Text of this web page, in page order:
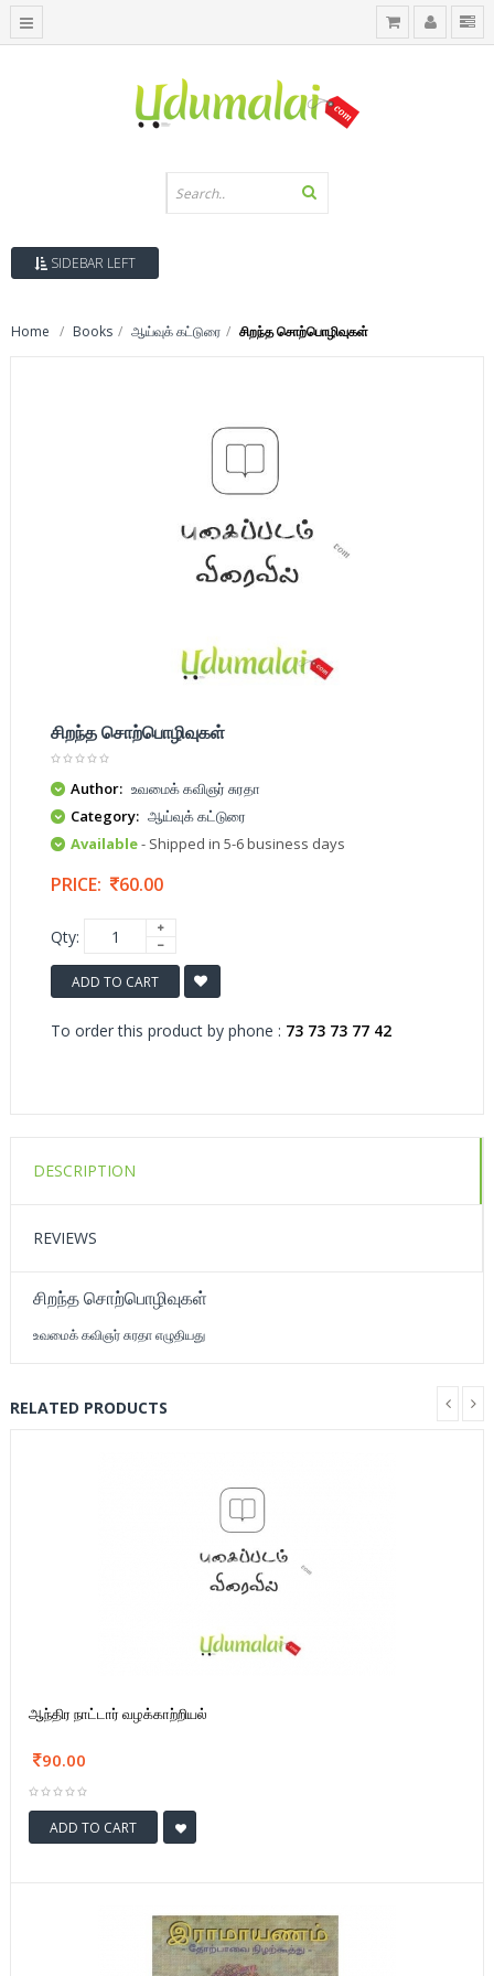
SIDEBAR LEFT
Home Books ஆய்வுக் கட்டுரை சிறந்த சொற்பொழிவுகள்
சிறந்த சொற்பொழிவுகள்
Author: உவமைக் கவிஞர் சுரதா
Category: ஆய்வுக் கட்டுரை
Available- Shipped in 5-6 business days
PRICE: 60.00
Qty:
ADD TO CART
To order this product by phone : 73 73 73 77 42
DESCRIPTION
REVIEWS
சிறந்த சொற்பொழிவுகள்
உவமைக் கவிஞர் சுரதா எழுதியது
RELATED PRODUCTS
ஆந்திர நாட்டார் வழக்காற்றியல்
90.00
ADD TO CART